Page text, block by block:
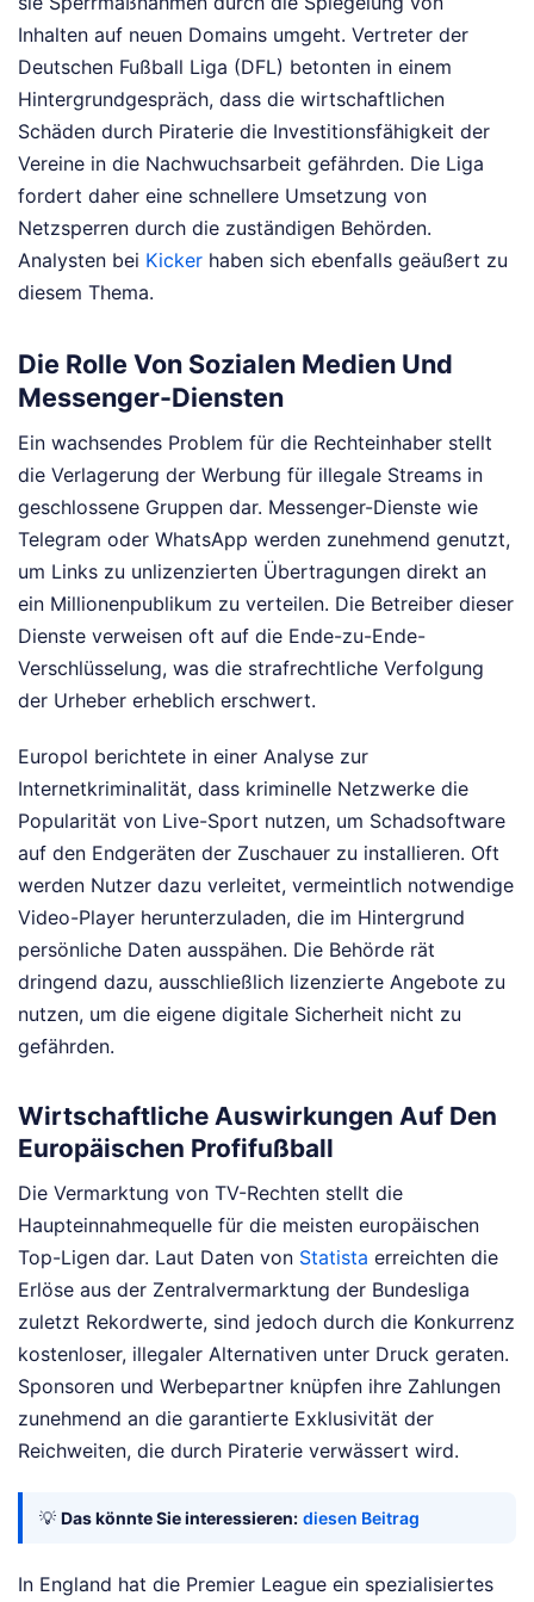
Inhalten auf neuen Domains umgeht. Vertreter der
Deutschen Fußball Liga (DFL) betonten in einem
Hintergrundgespräch, dass die wirtschaftlichen
Schäden durch Piraterie die Investitionsfähigkeit der
Vereine in die Nachwuchsarbeit gefährden. Die Liga
fordert daher eine schnellere Umsetzung von
Netzsperren durch die zuständigen Behörden.
Analysten bei Kicker haben sich ebenfalls geäußert zu
diesem Thema.
Die Rolle Von Sozialen Medien Und
Messenger-Diensten
Ein wachsendes Problem für die Rechteinhaber stellt
die Verlagerung der Werbung für illegale Streams in
geschlossene Gruppen dar. Messenger-Dienste wie
Telegram oder WhatsApp werden zunehmend genutzt,
um Links zu unlizenzierten Übertragungen direkt an
ein Millionenpublikum zu verteilen. Die Betreiber dieser
Dienste verweisen oft auf die Ende-zu-Ende-
Verschlüsselung, was die strafrechtliche Verfolgung
der Urheber erheblich erschwert.
Europol berichtete in einer Analyse zur
Internetkriminalität, dass kriminelle Netzwerke die
Popularität von Live-Sport nutzen, um Schadsoftware
auf den Endgeräten der Zuschauer zu installieren. Oft
werden Nutzer dazu verleitet, vermeintlich notwendige
Video-Player herunterzuladen, die im Hintergrund
persönliche Daten ausspähen. Die Behörde rät
dringend dazu, ausschließlich lizenzierte Angebote zu
nutzen, um die eigene digitale Sicherheit nicht zu
gefährden.
Wirtschaftliche Auswirkungen Auf Den
Europäischen Profifußball
Die Vermarktung von TV-Rechten stellt die
Haupteinnahmequelle für die meisten europäischen
Top-Ligen dar. Laut Daten von Statista erreichten die
Erlöse aus der Zentralvermarktung der Bundesliga
zuletzt Rekordwerte, sind jedoch durch die Konkurrenz
kostenloser, illegaler Alternativen unter Druck geraten.
Sponsoren und Werbepartner knüpfen ihre Zahlungen
zunehmend an die garantierte Exklusivität der
Reichweiten, die durch Piraterie verwässert wird.
💡 Das könnte Sie interessieren: diesen Beitrag
In England hat die Premier League ein spezialisiertes